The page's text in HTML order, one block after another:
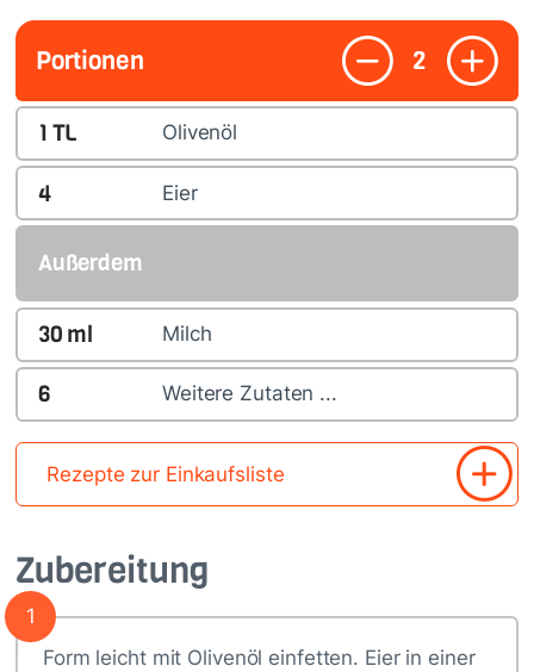
Zubereitung
1
Form leicht mit Olivenöl einfetten. Eier in einer
Portionen 2
1 TL Olivenöl
4 Eier
Außerdem
30 ml Milch
6 Weitere Zutaten ...
Rezepte zur Einkaufsliste